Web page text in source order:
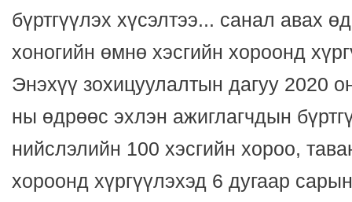
бүртгүүлэх хүсэлтээ... санал авах
хоногийн өмнө хэсгийн хороонд
Энэхүү зохицуулалтын дагуу 2020
ны өдрөөс эхлэн ажиглагчдын
нийслэлийн 100 хэсгийн хороо,
хороонд хүргүүлэхэд 6 дугаар